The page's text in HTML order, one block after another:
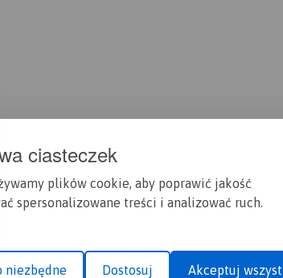
ciasteczek
plików cookie, aby poprawić jakość
spersonalizowane treści i analizować ruch.
niezbędne Dostosuj Akceptuj